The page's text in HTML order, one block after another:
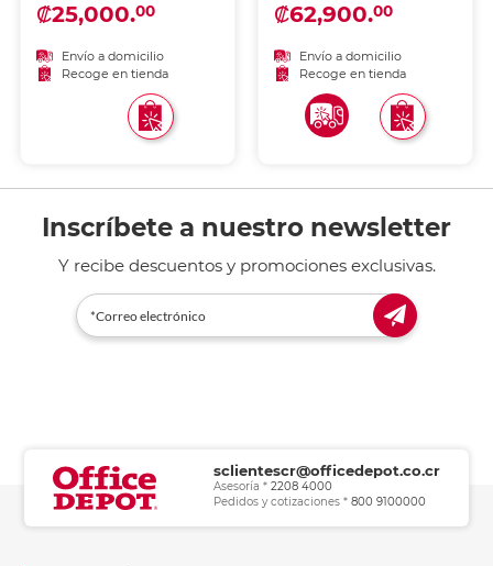
BASE PARA MESA
FUNCIONAMIENTO
GRADUABLE INCLUYE
CONTROL REMOTO CON
DISPENSADOR PARA
AROMATERAPIA 3
VELOCIDADES RECARGABLE
₡25,000.00
Envío a domicilio
Recoge en tienda
₡62,900.00
Envío a domicilio
Recoge en tienda
Inscríbete a nuestro newsletter
Y recibe descuentos y promociones exclusivas.
sclientescr@officedepot.co.cr
Asesoría *2208 4000
Pedidos y cotizaciones *800 9100000